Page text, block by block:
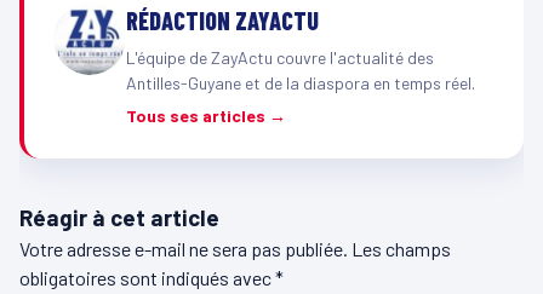
RÉDACTION ZAYACTU
L'équipe de ZayActu couvre l'actualité des
Antilles-Guyane et de la diaspora en temps réel.
Tous ses articles →
Réagir à cet article
Votre adresse e-mail ne sera pas publiée. Les champs
obligatoires sont indiqués avec*